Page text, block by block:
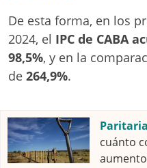
De esta forma, en los
2024, el IPC de CABA
98,5%, y en la
de 264,9%.
cuánto